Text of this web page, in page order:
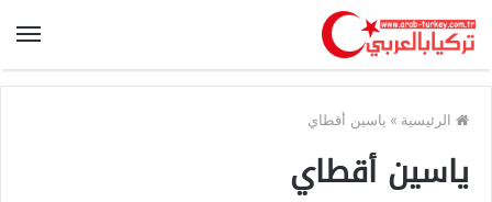
الرئيسية » ياسين أقطاي
ياسين أقطاي